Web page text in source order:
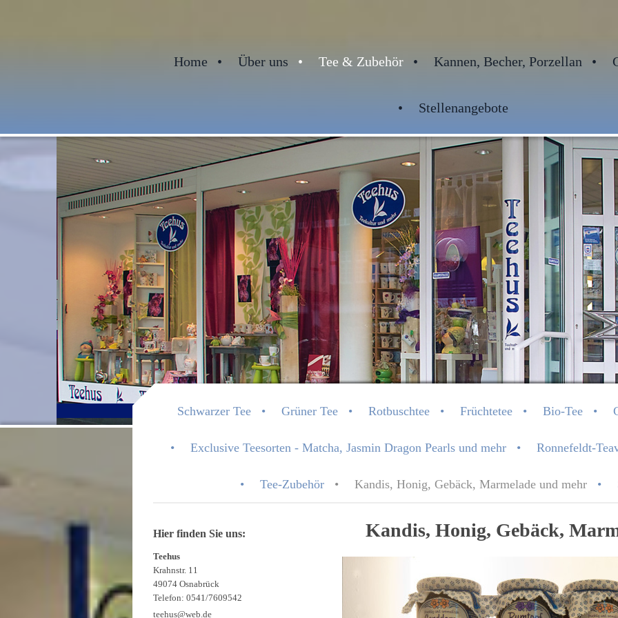
Home Über uns Tee & Zubehör Kannen, Becher, Porzellan
Stellenangebote
Teehus - Ihr Teefachgeschäft in
Schwarzer Tee Grüner Tee Rotbuschtee Früchtetee Bio-Tee
Exclusive Teesorten - Matcha, Jasmin Dragon Pearls und mehr Ronnefeldt-
Tee-Zubehör Kandis, Honig, Gebäck, Marmelade und mehr
Kandis, Honig, Gebäck,
Hier finden Sie uns:
Teehus
Krahnstr. 11
49074 Osnabrück
Telefon: 0541/7609542
teehus@web.de